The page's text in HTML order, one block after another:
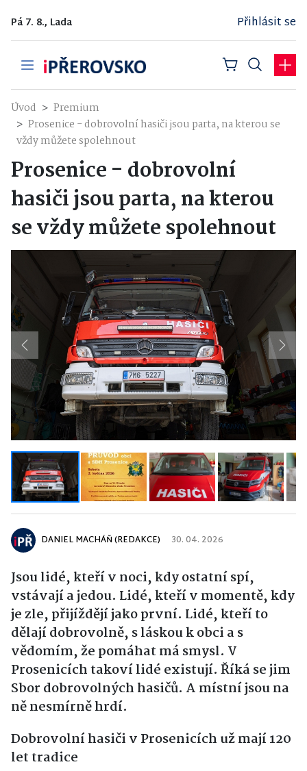
Pá 7. 8., Lada Přihlásit se
Úvod
Premium
Prosenice - dobrovolní hasiči jsou parta, na kterou se
vždy můžete spolehnout
Prosenice - dobrovolní
hasiči jsou parta, na kterou
se vždy můžete spolehnout
Previous Next
DANIEL MACHÁŇ (REDAKCE) 30. 04. 2026
Jsou lidé, kteří v noci, kdy ostatní spí,
vstávají a jedou. Lidé, kteří v momentě, kdy
je zle, přijíždějí jako první. Lidé, kteří to
dělají dobrovolně, s láskou k obci a s
vědomím, že pomáhat má smysl. V
Prosenicích takoví lidé existují. Říká se jim
Sbor dobrovolných hasičů. A místní jsou na
ně nesmírně hrdí.
Dobrovolní hasiči v Prosenicích už mají 120
let tradice